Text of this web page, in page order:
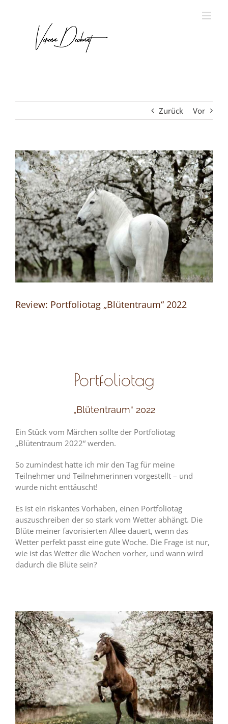
Zurück Vor
Review: Portfoliotag „Blütentraum“ 2022
Portfoliotag
„Blütentraum“ 2022
Ein Stück vom Märchen sollte der Portfoliotag
„Blütentraum 2022“ werden.
So zumindest hatte ich mir den Tag für meine
Teilnehmer und Teilnehmerinnen vorgestellt – und
wurde nicht enttäuscht!
Es ist ein riskantes Vorhaben, einen Portfoliotag
auszuschreiben der so stark vom Wetter abhängt. Die
Blüte meiner favorisierten Allee dauert, wenn das
Wetter perfekt passt eine gute Woche. Die Frage ist nur,
wie ist das Wetter die Wochen vorher, und wann wird
dadurch die Blüte sein?